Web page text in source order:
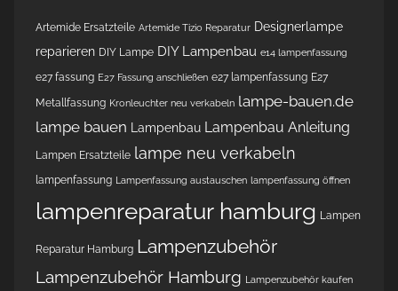
Artemide Ersatzteile Artemide Tizio Reparatur Designerlampe
reparieren DIY Lampe DIY Lampenbau e14 lampenfassung
e27 fassung E27 Fassung anschließen e27 lampenfassung E27
Metallfassung Kronleuchter neu verkabeln lampe-bauen.de
lampe bauen
Lampenbau Lampenbau Anleitung
Lampen Ersatzteile lampe neu verkabeln
lampenfassung Lampenfassung austauschen lampenfassung öffnen
lampenreparatur hamburg Lampen
Reparatur Hamburg Lampenzubehör
Lampenzubehör Hamburg Lampenzubehör kaufen